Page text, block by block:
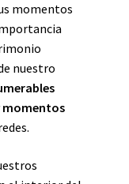
momentos
nuestro
momentos